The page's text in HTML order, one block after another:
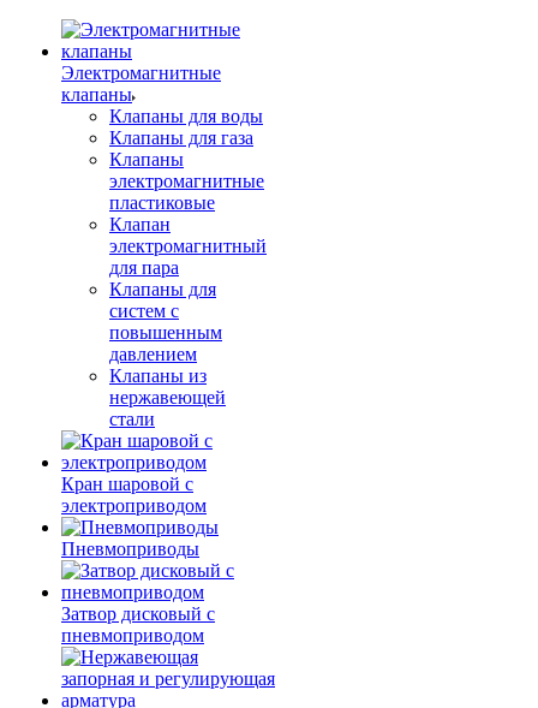
Электромагнитные
клапаны
Клапаны для воды
Клапаны для газа
Клапаны
электромагнитные
пластиковые
Клапан
электромагнитный
для пара
Клапаны для
систем с
повышенным
давлением
Клапаны из
нержавеющей
стали
Кран шаровой с
электроприводом
Пневмоприводы
Затвор дисковый с
пневмоприводом